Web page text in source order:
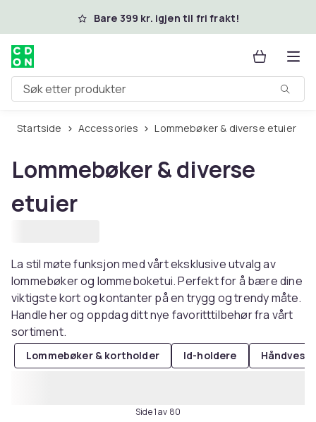
Hopp til hovedinnholdBare 399 kr. igjen til fri frakt!
Søk etter produkter
Startside Accessories Lommebøker & diverse etuier
Lommebøker & diverse
etuier
La stil møte funksjon med vårt eksklusive utvalg av
lommebøker og lommeboketui. Perfekt for å bære dine
viktigste kort og kontanter på en trygg og trendy måte.
Handle her og oppdag ditt nye favoritttilbehør fra vårt
sortiment.
Lommebøker & kortholder Id-holdere
Side 1 av 80